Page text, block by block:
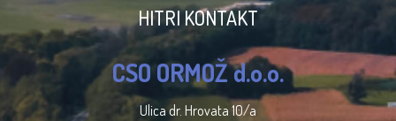
HITRI KONTAKT
CSO ORMOŽ d.o.o.
Ulica dr. Hrovata 10/a